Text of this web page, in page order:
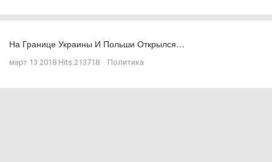
На Границе Украины И Польши Открылся…
март 13 2018 Hits:213718 Политика